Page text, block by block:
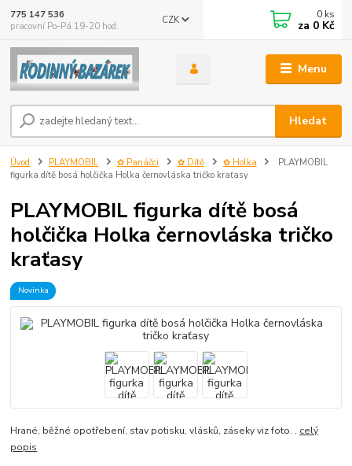
Menu
CZK
Hledat
775 147 536
pracovní Po-Pá 19-20 hod.
0 ks
za 0 Kč
Úvod PLAYMOBIL ✿ Panáčci ✿ Dítě ✿ Holka
PLAYMOBIL
figurka dítě bosá holčička Holka černovláska tričko kraťasy
PLAYMOBIL figurka dítě bosá
holčička Holka černovláska tričko
kraťasy
Novinka
Hrané, běžné opotřebení, stav potisku, vlásků, záseky viz foto. . celý
popis